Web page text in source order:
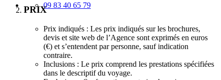
09 83 40 65 79
PRIX
Prix indiqués : Les prix indiqués sur les brochures,
devis et site web de l’Agence sont exprimés en euros
(€) et s’entendent par personne, sauf indication
contraire.
Inclusions : Le prix comprend les prestations spécifiées
dans le descriptif du voyage.